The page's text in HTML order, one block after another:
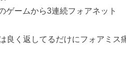
ゲームから3連続フォアネット
良く返してるだけにフォアミス